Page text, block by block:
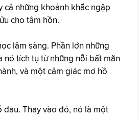
những khoảnh khắc ngập
cho tâm hồn.
lâm sàng. Phần lớn những
nó tích tụ từ những nỗi bất mãn
và một cảm giác mơ hồ
đau. Thay vào đó, nó là một